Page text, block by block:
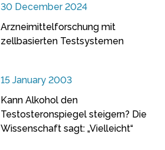
30 December 2024
Arzneimittelforschung mit
zellbasierten Testsystemen
15 January 2003
Kann Alkohol den
Testosteronspiegel steigern? Die
Wissenschaft sagt: „Vielleicht“